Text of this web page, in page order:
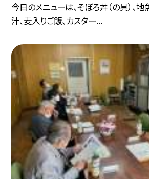
今日のメニューは、そぼろ丼（の具）、
汁、麦入りご飯、カスター...